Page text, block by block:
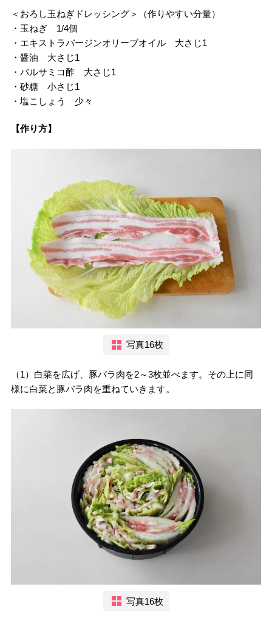
＜おろし玉ねぎドレッシング＞（作りやすい分量）
・玉ねぎ 1/4個
・エキストラバージンオリーブオイル 大さじ1
・醤油 大さじ1
・バルサミコ酢 大さじ1
・砂糖 小さじ1
・塩こしょう 少々
【作り方】
写真16枚
（1）白菜を広げ、豚バラ肉を2～3枚並べます。その上に同
様に白菜と豚バラ肉を重ねていきます。
写真16枚